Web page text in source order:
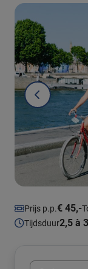
Prijs p.p.€ 45,-
Tijdsduur2,5 à